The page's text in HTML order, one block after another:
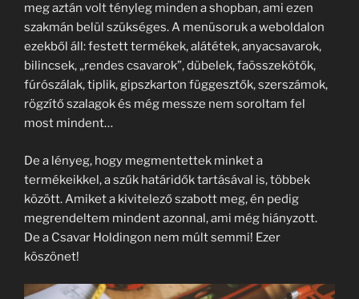
meg aztán volt tényleg minden a shopban, ami ezen
szakmán belül szükséges. A menüsoruk a weboldalon
ezekből áll: festett termékek, alátétek, anyacsavarok,
bilincsek, „rendes csavarok”, dübelek, faösszekötők,
fúrószálak, tiplik, gipszkarton függesztők, szerszámok,
rögzítő szalagok és még messze nem soroltam fel
most mindent…
De a lényeg, hogy megmentettek minket a
termékeikkel, a szűk határidők tartásával is, többek
között. Amiket a kivitelező szabott meg, én pedig
megrendeltem mindent azonnal, ami még hiányzott.
De a Csavar Holdingon nem múlt semmi! Ezer
köszönet!